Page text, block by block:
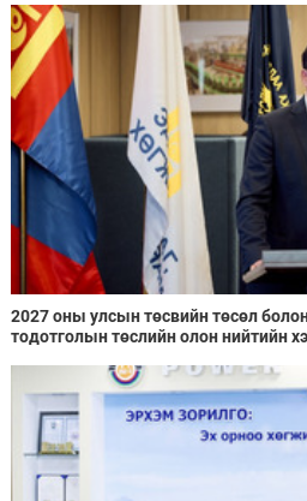
2027 оны улсын төсвийн төсөл
тодотголын төслийн олон нийтийн